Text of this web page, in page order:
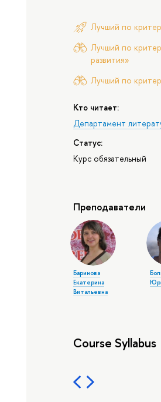
Лучший по
Лучший по
развития»
Лучший по
Кто читает:
Департамент
Статус:
Курс обязательный
Преподаватели
Баринова
Екатерина
Витальевна
Course Syllabus